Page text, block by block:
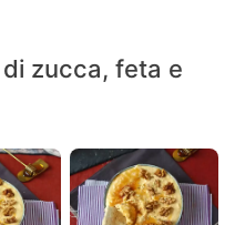
zucca, feta e